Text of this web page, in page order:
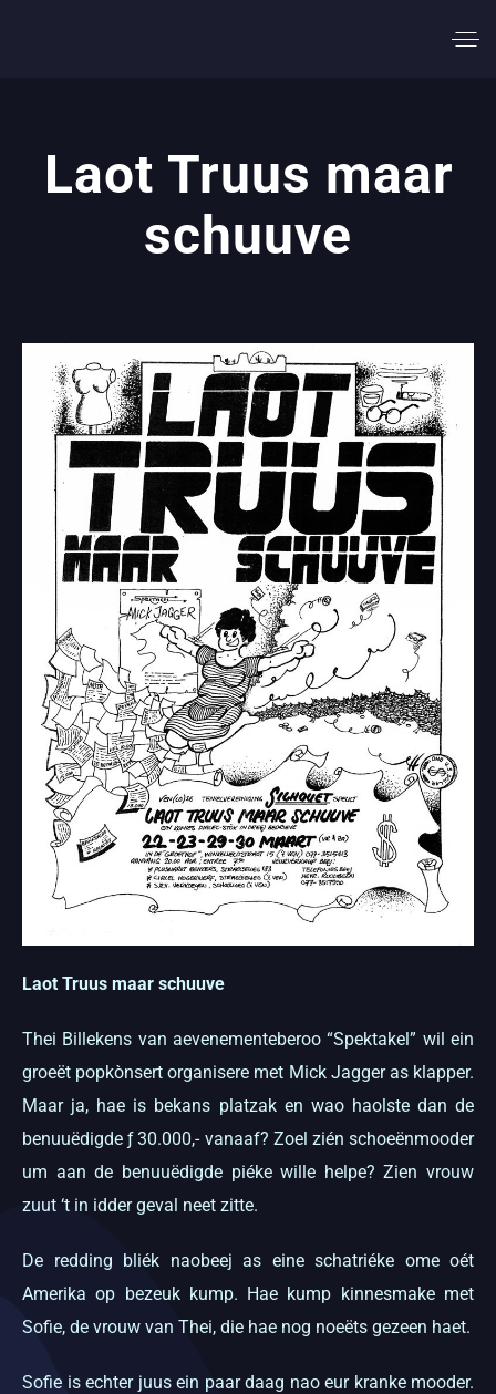
Laot Truus maar
schuuve
Laot Truus maar schuuve
Thei Billekens van aevenementeberoo “Spektakel” wil ein
groeët popkònsert organisere met Mick Jagger as klapper.
Maar ja, hae is bekans platzak en wao haolste dan de
benuuëdigde ƒ 30.000,- vanaaf? Zoel zién schoeënmooder
um aan de benuuëdigde piéke wille helpe? Zien vrouw
zuut ‘t in idder geval neet zitte.
De redding bliék naobeej as eine schatriéke ome oét
Amerika op bezeuk kump. Hae kump kinnesmake met
Sofie, de vrouw van Thei, die hae nog noeëts gezeen haet.
Sofie is echter juus ein paar daag nao eur kranke mooder.